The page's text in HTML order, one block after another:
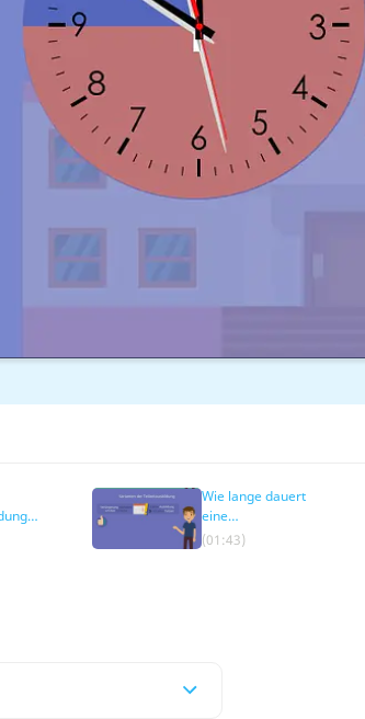
Wie lange dauert
eine
Teilzeitausbildung?
(01:43)